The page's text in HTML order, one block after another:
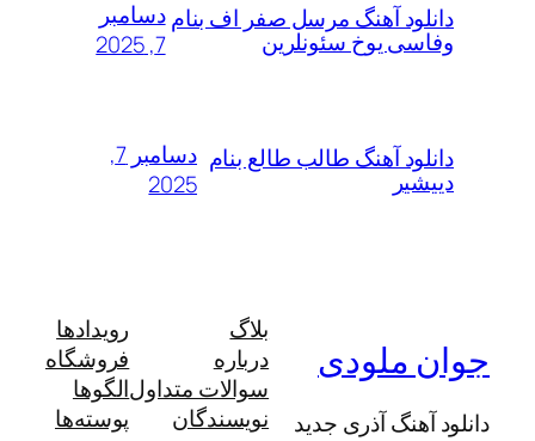
آهنگ مرسل صفر اف بنام
یوخ سئونلرین
دسامبر
7, 2025
آهنگ طالب طالع بنام
دسامبر 7,
ملودی
آذری جدید
درباره
سوالات متداول
نویسندگان
رویدادها
فروشگاه
الگوها
پوسته‌ها